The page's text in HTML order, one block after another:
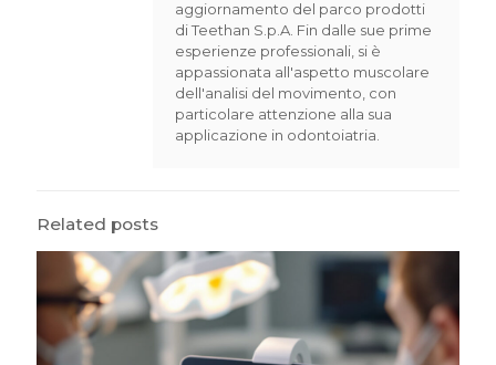
aggiornamento del parco prodotti
di Teethan S.p.A. Fin dalle sue prime
esperienze professionali, si è
appassionata all'aspetto muscolare
dell'analisi del movimento, con
particolare attenzione alla sua
applicazione in odontoiatria.
Related posts